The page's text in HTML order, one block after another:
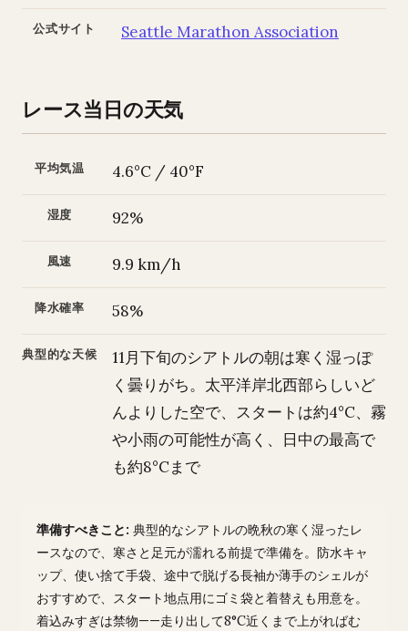
公式サイト Seattle Marathon Association
レース当日の天気
平均気温 4.6°C / 40°F
湿度 92%
風速 9.9 km/h
降水確率 58%
典型的な天候
11月下旬のシアトルの朝は寒く湿っぽ
く曇りがち。太平洋岸北西部らしいど
んよりした空で、スタートは約4°C、霧
や小雨の可能性が高く、日中の最高で
も約8°Cまで
準備すべきこと: 典型的なシアトルの晩秋の寒く湿ったレ
ースなので、寒さと足元が濡れる前提で準備を。防水キャ
ップ、使い捨て手袋、途中で脱げる長袖か薄手のシェルが
おすすめで、スタート地点用にゴミ袋と着替えも用意を。
着込みすぎは禁物——走り出して8°C近くまで上がればむ